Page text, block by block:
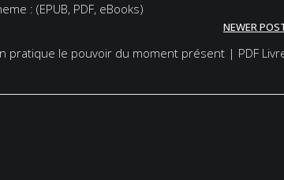
: (EPUB, PDF, eBooks)
NEWER
pratique le pouvoir du moment présent | PDF